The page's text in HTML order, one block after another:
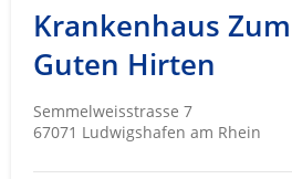
Krankenhaus Zum
Guten Hirten
Semmelweisstrasse 7
67071 Ludwigshafen am Rhein